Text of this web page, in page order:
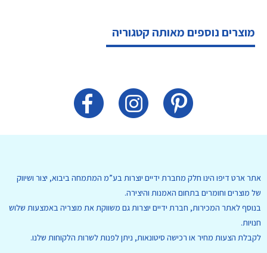
מוצרים נוספים מאותה קטגוריה
אתר ארט דיפו הינו חלק מחברת ידיים יוצרות בע”מ המתמחה ביבוא, יצור ושיווק
של מוצרים וחומרים בתחום האמנות והיצירה.
בנוסף לאתר המכירות, חברת ידיים יוצרות גם משווקת את מוצריה באמצעות שלוש
חנויות.
לקבלת הצעות מחיר או רכישה סיטונאות, ניתן לפנות לשרות הלקוחות שלנו.